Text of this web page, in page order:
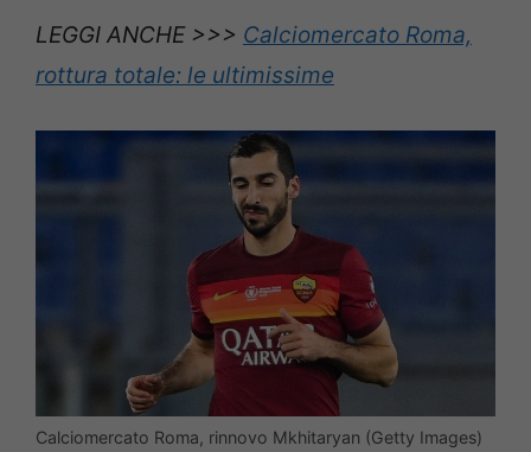
LEGGI ANCHE >>> Calciomercato Roma,
rottura totale: le ultimissime
Calciomercato Roma, rinnovo Mkhitaryan (Getty Images)